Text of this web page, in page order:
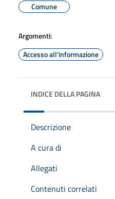
Comune
Argomenti:
Accesso all'informazione
INDICE DELLA PAGINA
Descrizione
A cura di
Allegati
Contenuti correlati